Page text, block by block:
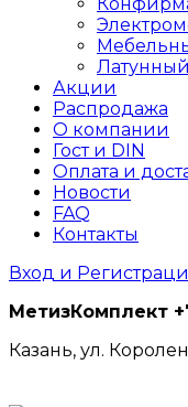
Акции
Распродажа
О компании
Гост и DIN
Оплата и
Новости
FAQ
Контакты
Вход и
МетизКомплект
Казань, ул.